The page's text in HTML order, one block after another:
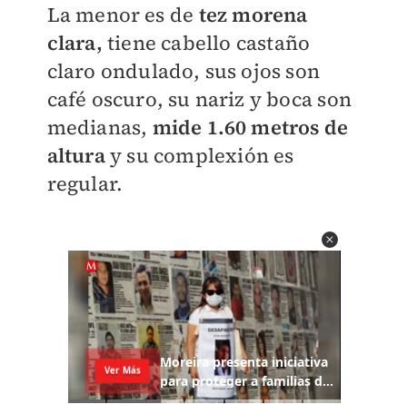
La menor es de tez morena
clara, tiene cabello castaño
claro ondulado, sus ojos son
café oscuro, su nariz y boca son
medianas, mide 1.60 metros de
alturay su complexión es
regular.